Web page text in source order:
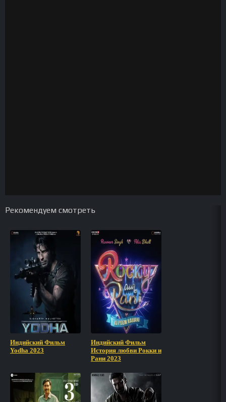
Рекомендуем смотреть
Индийский Фильм
Yodha 2023
Индийский Фильм
История любви Рокки и
Рани 2023